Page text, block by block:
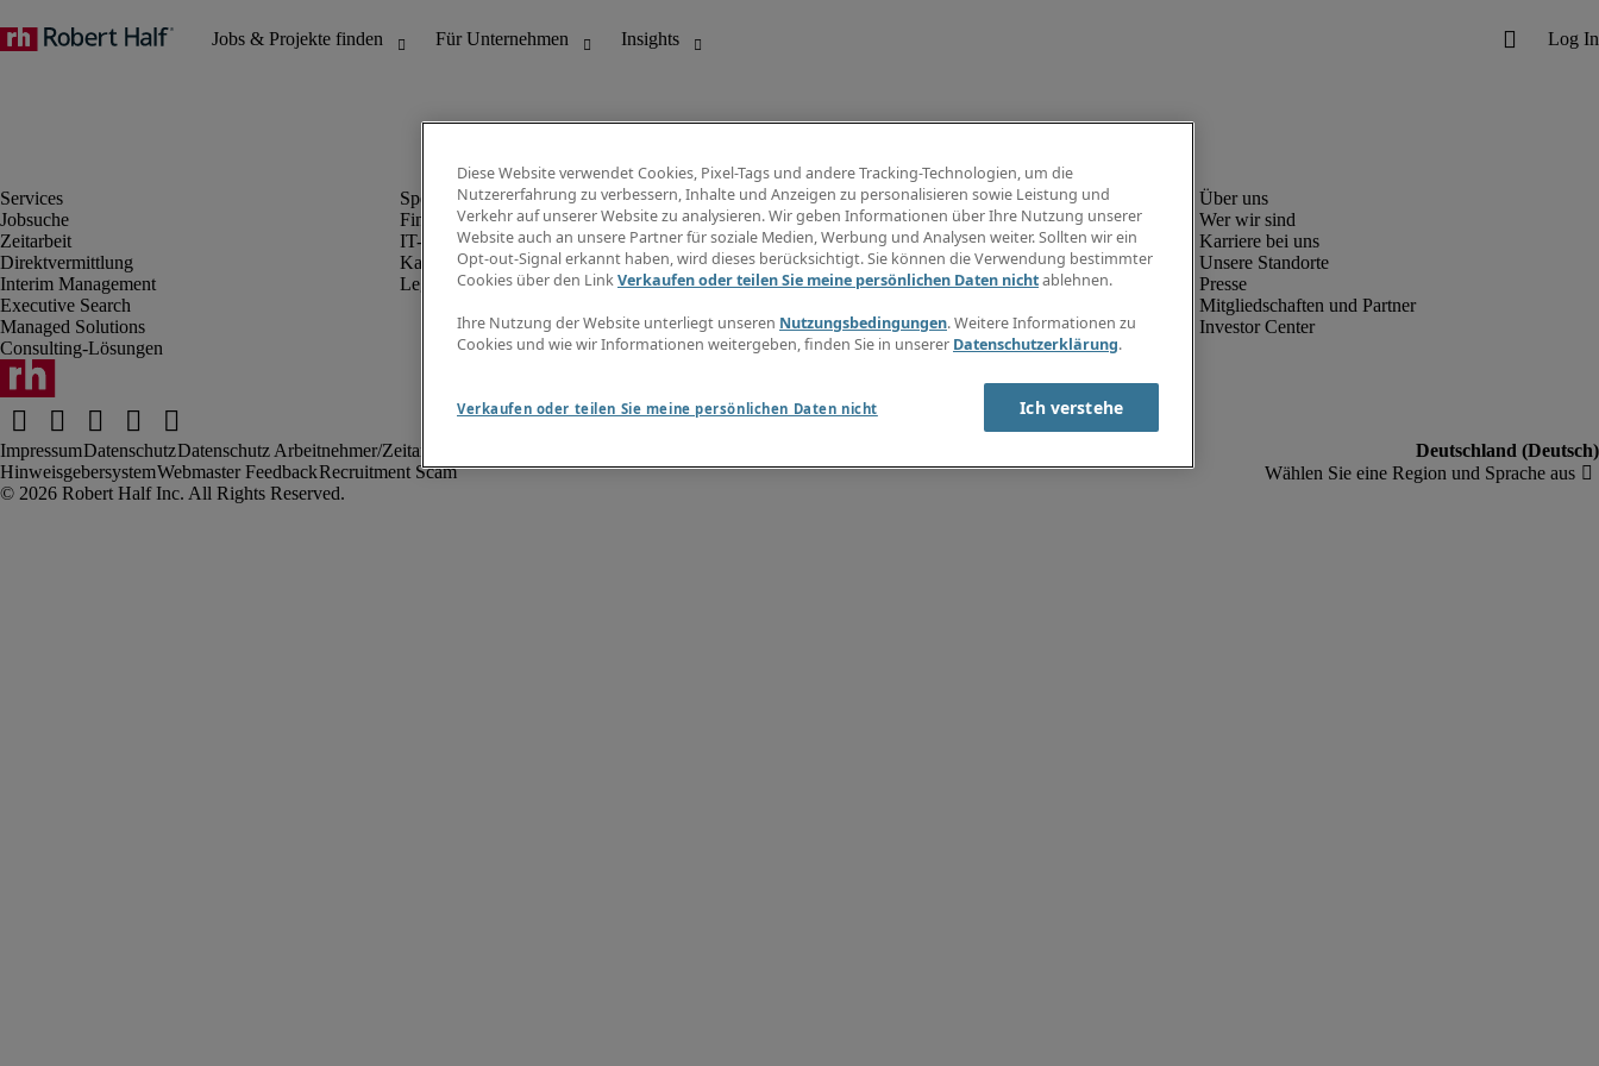
Jobsuche
Zeitarbeit
Direktvermittlung
Interim Management
Executive Search
Managed Solutions
Consulting-Lösungen
Finanz- & Rechnungswesen
IT-Bereich
Kaufmännischer Bereich
Legal
Info Center
Jobübersicht
Gehaltsübersicht
E-Learning
Wer wir sind
Karriere bei uns
Unsere Standorte
Presse
Mitgliedschaften und Partner
Investor Center
ImpressumDatenschutzDatenschutz Arbeitnehmer/Zeitarbeitskräfte
HinweisgebersystemWebmaster FeedbackRecruitment Scam
Diese Website verwendet Cookies, Pixel-Tags und andere Tracking-Technologien, um die
Nutzererfahrung zu verbessern, Inhalte und Anzeigen zu personalisieren sowie Leistung und
Verkehr auf unserer Website zu analysieren. Wir geben Informationen über Ihre Nutzung unserer
Website auch an unsere Partner für soziale Medien, Werbung und Analysen weiter. Sollten wir ein
Opt-out-Signal erkannt haben, wird dieses berücksichtigt. Sie können die Verwendung bestimmter
Cookies über den LinkVerkaufen oder teilen Sie meine persönlichen Daten nichtablehnen.
Ihre Nutzung der Website unterliegt unseren Nutzungsbedingungen. Weitere Informationen zu
Cookies und wie wir Informationen weitergeben, finden Sie in unserer Datenschutzerklärung.
Verkaufen oder teilen Sie meine persönlichen Daten nicht Ich verstehe